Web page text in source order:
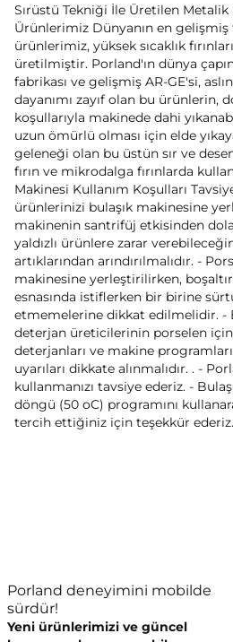
Sırüstü Tekniği İle Üretilen Metalik
Ürünlerimiz Dünyanın en
ürünlerimiz, yüksek sıcaklık
üretilmiştir. Porland'ın dünya
fabrikası ve gelişmiş AR-GE'si,
dayanımı zayıf olan bu ürünlerin,
koşullarıyla makinede dahi
uzun ömürlü olması için elde
geleneği olan bu üstün sır ve
fırın ve mikrodalga fırınlarda
Makinesi Kullanım Koşulları
ürünlerinizi bulaşık makinesine
makinenin santrifüj etkisinden
yaldızlı ürünlere zarar
artıklarından arındırılmalıdır. -
makinesine yerleştirilirken,
esnasında istiflerken bir birine
etmemelerine dikkat edilmelidir. -
deterjan üreticilerinin porselen
deterjanları ve makine
uyarıları dikkate alınmalıdır. . -
kullanmanızı tavsiye ederiz. -
döngü (50 oC) programını
tercih ettiğiniz için teşekkür
Porland deneyimini mobilde
sürdür!
Yeni ürünlerimizi ve güncel